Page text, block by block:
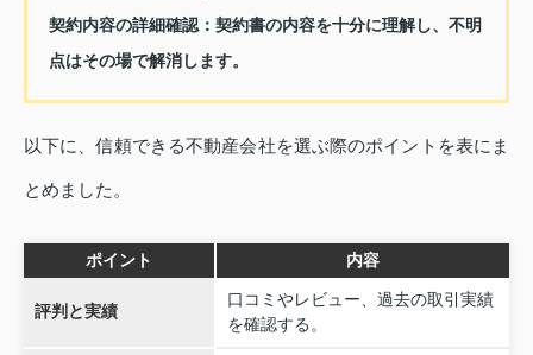
契約内容の詳細確認：契約書の内容を十分に理解し、不明
点はその場で解消します。
以下に、信頼できる不動産会社を選ぶ際のポイントを表にま
とめました。
ポイント 内容
評判と実績
口コミやレビュー、過去の取引実績
を確認する。